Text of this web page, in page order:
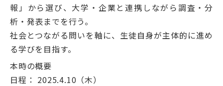
報」から選び、大学・企業と連携しながら調査・分
析・発表までを行う。
社会とつながる問いを軸に、生徒自身が主体的に進め
る学びを目指す。
本時の概要
日程： 2025.4.10（木）